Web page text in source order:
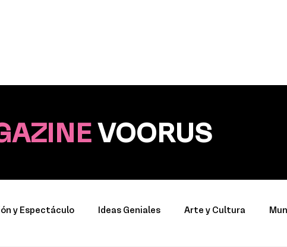
VOORUS
y Espectáculo Ideas Geniales Arte y Cultura